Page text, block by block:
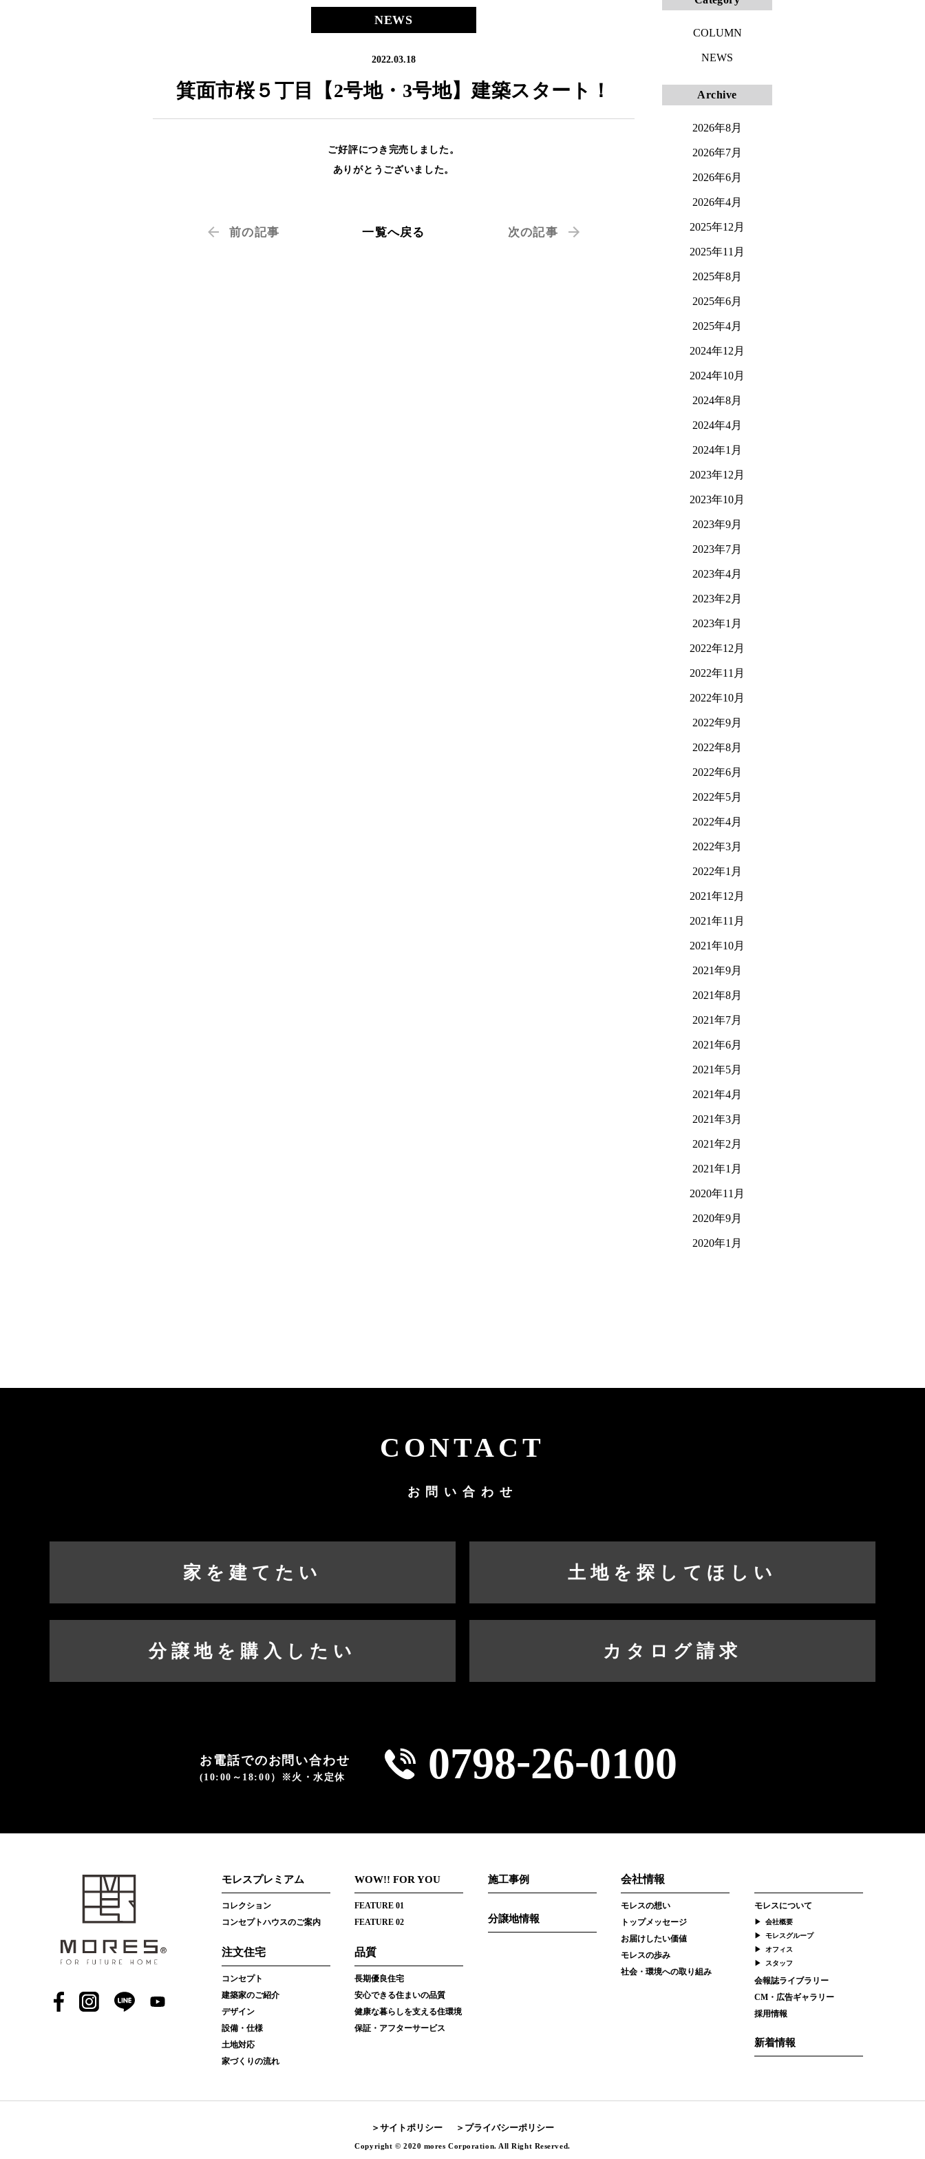
NEWS
2022.03.18
箕面市桜５丁目【2号地・3号地】建築スタート！
ご好評につき完売しました。
ありがとうございました。
前の記事 一覧へ戻る 次の記事
COLUMN
NEWS
Archive
2026年8月
2026年7月
2026年6月
2026年4月
2025年12月
2025年11月
2025年8月
2025年6月
2025年4月
2024年12月
2024年10月
2024年8月
2024年4月
2024年1月
2023年12月
2023年10月
2023年9月
2023年7月
2023年4月
2023年2月
2023年1月
2022年12月
2022年11月
2022年10月
2022年9月
2022年8月
2022年6月
2022年5月
2022年4月
2022年3月
2022年1月
2021年12月
2021年11月
2021年10月
2021年9月
2021年8月
2021年7月
2021年6月
2021年5月
2021年4月
2021年3月
2021年2月
2021年1月
2020年11月
2020年9月
2020年1月
CONTACT
お問い合わせ
家を建てたい 土地を探してほしい
分譲地を購入したい カタログ請求
お電話でのお問い合わせ
(10:00～18:00）※火・水定休 0798-26-0100
モレスプレミアム
コレクション
コンセプトハウスのご案内
注文住宅
コンセプト
建築家のご紹介
デザイン
設備・仕様
土地対応
家づくりの流れ
WOW!! FOR YOU
FEATURE 01
FEATURE 02
品質
長期優良住宅
安心できる住まいの品質
健康な暮らしを支える住環境
保証・アフターサービス
施工事例
分譲地情報
会社情報
モレスの想い
トップメッセージ
お届けしたい価値
モレスの歩み
社会・環境への取り組み
モレスについて
会社概要
モレスグループ
オフィス
スタッフ
会報誌ライブラリー
CM・広告ギャラリー
採用情報
新着情報
FacebookInstagram
LINE YouTube
サイトポリシー プライバシーポリシー
Copyright © 2020 mores Corporation. All Right Reserved.